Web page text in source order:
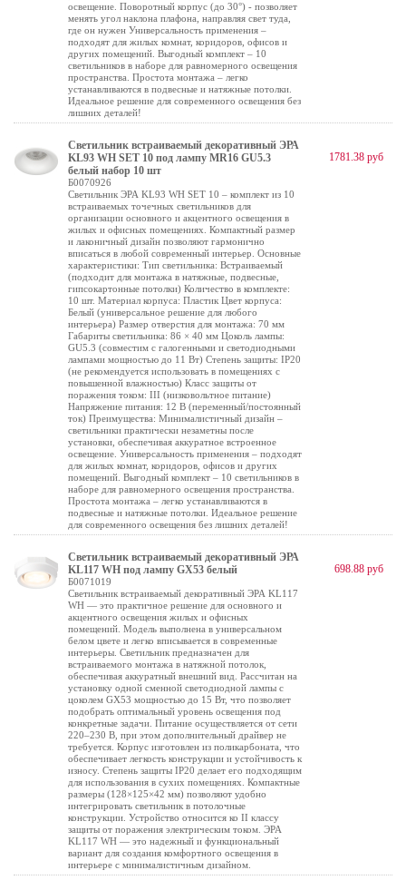
освещение. Поворотный корпус (до 30°) - позволяет
менять угол наклона плафона, направляя свет туда,
где он нужен Универсальность применения –
подходят для жилых комнат, коридоров, офисов и
других помещений. Выгодный комплект – 10
светильников в наборе для равномерного освещения
пространства. Простота монтажа – легко
устанавливаются в подвесные и натяжные потолки.
Идеальное решение для современного освещения без
лишних деталей!
Светильник встраиваемый декоративный ЭРА
KL93 WH SET 10 под лампу MR16 GU5.3
белый набор 10 шт
Б0070926
Светильник ЭРА KL93 WH SET 10 – комплект из 10
встраиваемых точечных светильников для
организации основного и акцентного освещения в
жилых и офисных помещениях. Компактный размер
и лаконичный дизайн позволяют гармонично
вписаться в любой современный интерьер. Основные
характеристики: Тип светильника: Встраиваемый
(подходит для монтажа в натяжные, подвесные,
гипсокартонные потолки) Количество в комплекте:
10 шт. Материал корпуса: Пластик Цвет корпуса:
Белый (универсальное решение для любого
интерьера) Размер отверстия для монтажа: 70 мм
Габариты светильника: 86 × 40 мм Цоколь лампы:
GU5.3 (совместим с галогенными и светодиодными
лампами мощностью до 11 Вт) Степень защиты: IP20
(не рекомендуется использовать в помещениях с
повышенной влажностью) Класс защиты от
поражения током: III (низковольтное питание)
Напряжение питания: 12 В (переменный/постоянный
ток) Преимущества: Минималистичный дизайн –
светильники практически незаметны после
установки, обеспечивая аккуратное встроенное
освещение. Универсальность применения – подходят
для жилых комнат, коридоров, офисов и других
помещений. Выгодный комплект – 10 светильников в
наборе для равномерного освещения пространства.
Простота монтажа – легко устанавливаются в
подвесные и натяжные потолки. Идеальное решение
для современного освещения без лишних деталей!
1781.38 руб
Светильник встраиваемый декоративный ЭРА
KL117 WH под лампу GX53 белый
Б0071019
Светильник встраиваемый декоративный ЭРА KL117
WH — это практичное решение для основного и
акцентного освещения жилых и офисных
помещений. Модель выполнена в универсальном
белом цвете и легко вписывается в современные
интерьеры. Светильник предназначен для
встраиваемого монтажа в натяжной потолок,
обеспечивая аккуратный внешний вид. Рассчитан на
установку одной сменной светодиодной лампы с
цоколем GX53 мощностью до 15 Вт, что позволяет
подобрать оптимальный уровень освещения под
конкретные задачи. Питание осуществляется от сети
220–230 В, при этом дополнительный драйвер не
требуется. Корпус изготовлен из поликарбоната, что
обеспечивает легкость конструкции и устойчивость к
износу. Степень защиты IP20 делает его подходящим
для использования в сухих помещениях. Компактные
размеры (128×125×42 мм) позволяют удобно
интегрировать светильник в потолочные
конструкции. Устройство относится ко II классу
защиты от поражения электрическим током. ЭРА
KL117 WH — это надежный и функциональный
вариант для создания комфортного освещения в
интерьере с минималистичным дизайном.
698.88 руб